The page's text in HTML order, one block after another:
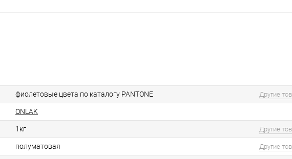
фиолетовые цвета по каталогу PANTONE Другие
ONLAK
1кг Другие
полуматовая Другие